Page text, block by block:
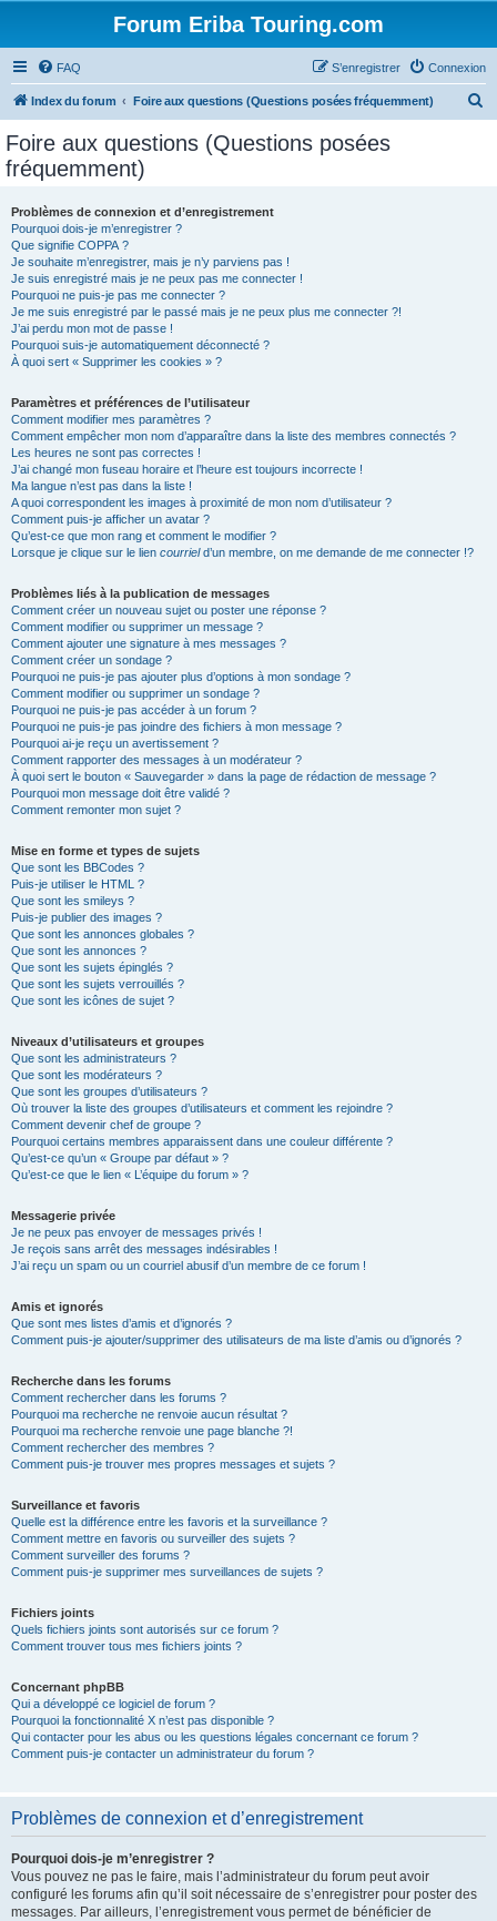
Forum Eriba Touring.com
FAQ Connexion
S’enregistrer
Index du forum Foire aux questions (Questions posées fréquemment)
Foire aux questions (Questions posées
fréquemment)
Problèmes de connexion et d’enregistrement
Pourquoi dois-je m’enregistrer ?
Que signifie COPPA ?
Je souhaite m’enregistrer, mais je n’y parviens pas !
Je suis enregistré mais je ne peux pas me connecter !
Pourquoi ne puis-je pas me connecter ?
Je me suis enregistré par le passé mais je ne peux plus me connecter ?!
J’ai perdu mon mot de passe !
Pourquoi suis-je automatiquement déconnecté ?
À quoi sert « Supprimer les cookies » ?
Paramètres et préférences de l’utilisateur
Comment modifier mes paramètres ?
Comment empêcher mon nom d’apparaître dans la liste des membres connectés ?
Les heures ne sont pas correctes !
J’ai changé mon fuseau horaire et l’heure est toujours incorrecte !
Ma langue n’est pas dans la liste !
A quoi correspondent les images à proximité de mon nom d’utilisateur ?
Comment puis-je afficher un avatar ?
Qu’est-ce que mon rang et comment le modifier ?
Lorsque je clique sur le lien courrield’un membre, on me demande de me connecter !?
Problèmes liés à la publication de messages
Comment créer un nouveau sujet ou poster une réponse ?
Comment modifier ou supprimer un message ?
Comment ajouter une signature à mes messages ?
Comment créer un sondage ?
Pourquoi ne puis-je pas ajouter plus d’options à mon sondage ?
Comment modifier ou supprimer un sondage ?
Pourquoi ne puis-je pas accéder à un forum ?
Pourquoi ne puis-je pas joindre des fichiers à mon message ?
Pourquoi ai-je reçu un avertissement ?
Comment rapporter des messages à un modérateur ?
À quoi sert le bouton « Sauvegarder » dans la page de rédaction de message ?
Pourquoi mon message doit être validé ?
Comment remonter mon sujet ?
Mise en forme et types de sujets
Que sont les BBCodes ?
Puis-je utiliser le HTML ?
Que sont les smileys ?
Puis-je publier des images ?
Que sont les annonces globales ?
Que sont les annonces ?
Que sont les sujets épinglés ?
Que sont les sujets verrouillés ?
Que sont les icônes de sujet ?
Niveaux d’utilisateurs et groupes
Que sont les administrateurs ?
Que sont les modérateurs ?
Que sont les groupes d’utilisateurs ?
Où trouver la liste des groupes d’utilisateurs et comment les rejoindre ?
Comment devenir chef de groupe ?
Pourquoi certains membres apparaissent dans une couleur différente ?
Qu’est-ce qu’un « Groupe par défaut » ?
Qu’est-ce que le lien « L’équipe du forum » ?
Messagerie privée
Je ne peux pas envoyer de messages privés !
Je reçois sans arrêt des messages indésirables !
J’ai reçu un spam ou un courriel abusif d’un membre de ce forum !
Amis et ignorés
Que sont mes listes d’amis et d’ignorés ?
Comment puis-je ajouter/supprimer des utilisateurs de ma liste d’amis ou d’ignorés ?
Recherche dans les forums
Comment rechercher dans les forums ?
Pourquoi ma recherche ne renvoie aucun résultat ?
Pourquoi ma recherche renvoie une page blanche ?!
Comment rechercher des membres ?
Comment puis-je trouver mes propres messages et sujets ?
Surveillance et favoris
Quelle est la différence entre les favoris et la surveillance ?
Comment mettre en favoris ou surveiller des sujets ?
Comment surveiller des forums ?
Comment puis-je supprimer mes surveillances de sujets ?
Fichiers joints
Quels fichiers joints sont autorisés sur ce forum ?
Comment trouver tous mes fichiers joints ?
Concernant phpBB
Qui a développé ce logiciel de forum ?
Pourquoi la fonctionnalité X n’est pas disponible ?
Qui contacter pour les abus ou les questions légales concernant ce forum ?
Comment puis-je contacter un administrateur du forum ?
Problèmes de connexion et d’enregistrement
Pourquoi dois-je m’enregistrer ?
Vous pouvez ne pas le faire, mais l’administrateur du forum peut avoir
configuré les forums afin qu’il soit nécessaire de s’enregistrer pour poster des
messages. Par ailleurs, l’enregistrement vous permet de bénéficier de